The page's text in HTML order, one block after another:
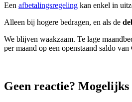
Een afbetalingsregeling kan enkel in
Alleen bij hogere bedragen, en als de
We blijven waakzaam. Te lage
per maand op een openstaand saldo
Geen reactie?